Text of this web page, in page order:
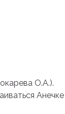
О.А.).
Анечке